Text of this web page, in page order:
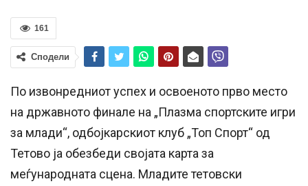
161
Сподели
По извонредниот успех и освоеното прво место
на државното финале на „Плазма спортските игри
за млади“, одбојкарскиот клуб „Топ Спорт“ од
Тетово ја обезбеди својата карта за
меѓународната сцена. Младите тетовски